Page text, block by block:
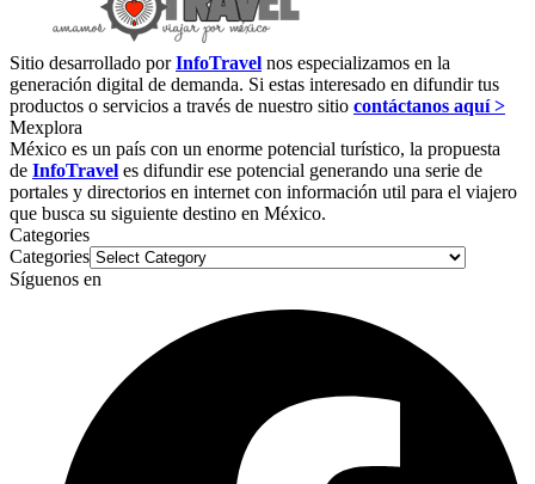
Sitio desarrollado porInfoTravel nos especializamos en la
generación digital de demanda. Si estas interesado en difundir tus
productos o servicios a través de nuestro sitio contáctanos aquí >
Mexplora
México es un país con un enorme potencial turístico, la propuesta
de InfoTravel es difundir ese potencial generando una serie de
portales y directorios en internet con información util para el viajero
que busca su siguiente destino en México.
Categories
Categories
Síguenos en